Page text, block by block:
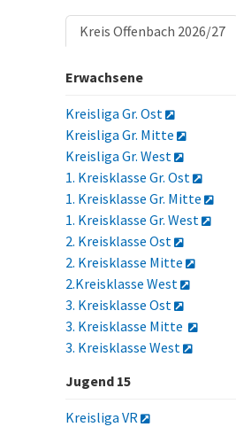
Kreis Offenbach 2026/27
Erwachsene
Kreisliga Gr. Ost
Kreisliga Gr. Mitte
Kreisliga Gr. West
1. Kreisklasse Gr. Ost
1. Kreisklasse Gr. Mitte
1. Kreisklasse Gr. West
2. Kreisklasse Ost
2. Kreisklasse Mitte
2.Kreisklasse West
3. Kreisklasse Ost
3. Kreisklasse Mitte
3. Kreisklasse West
Jugend 15
Kreisliga VR